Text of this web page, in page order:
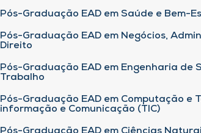
Pós-Graduação EAD em Saúde e Bem-
Pós-Graduação EAD em Negócios,
Direito
Pós-Graduação EAD em Engenharia de
Trabalho
Pós-Graduação EAD em Computação e
informação e Comunicação (TIC)